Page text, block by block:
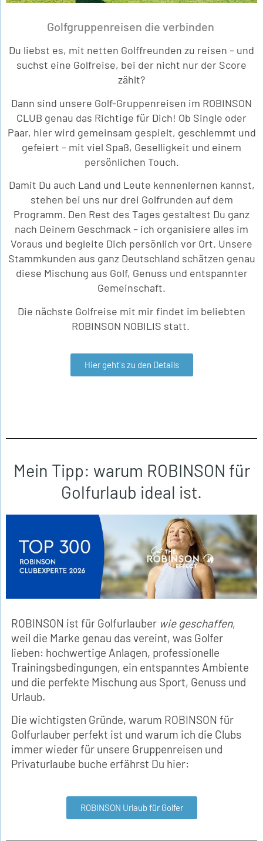
Golfgruppenreisen die verbinden
Du liebst es, mit netten Golffreunden zu reisen – und
suchst eine Golfreise, bei der nicht nur der Score
zählt?
Dann sind unsere Golf-Gruppenreisen im ROBINSON
CLUB genau das Richtige für Dich! Ob Single oder
Paar, hier wird gemeinsam gespielt, geschlemmt und
gefeiert – mit viel Spaß, Geselligkeit und einem
persönlichen Touch.
Damit Du auch Land und Leute kennenlernen kannst,
stehen bei uns nur drei Golfrunden auf dem
Programm. Den Rest des Tages gestaltest Du ganz
nach Deinem Geschmack – ich organisiere alles im
Voraus und begleite Dich persönlich vor Ort. Unsere
Stammkunden aus ganz Deutschland schätzen genau
diese Mischung aus Golf, Genuss und entspannter
Gemeinschaft.
Die nächste Golfreise mit mir findet im beliebten
ROBINSON NOBILIS statt.
Hier geht´s zu den Details
Mein Tipp: warum ROBINSON für
Golfurlaub ideal ist.
ROBINSON ist für Golfurlauber wie geschaffen,
weil die Marke genau das vereint, was Golfer
lieben: hochwertige Anlagen, professionelle
Trainingsbedingungen, ein entspanntes Ambiente
und die perfekte Mischung aus Sport, Genuss und
Urlaub.
Die wichtigsten Gründe, warum ROBINSON für
Golfurlauber perfekt ist und warum ich die Clubs
immer wieder für unsere Gruppenreisen und
Privaturlaube buche erfährst Du hier:
ROBINSON Urlaub für Golfer